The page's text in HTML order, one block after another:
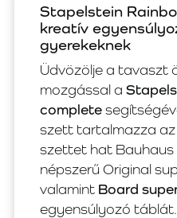
Stapelstein
kreatív
gyerekeknek
Üdvözölje a tavaszt
mozgással a
complete
szett tartalmazza az
szettet hat Bauhaus
népszerű Original
valamint Board
egyensúlyozó